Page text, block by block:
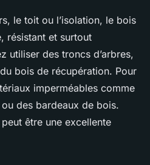
le toit ou l’isolation, le bois
résistant et surtout
utiliser des troncs d’arbres,
bois de récupération. Pour
imperméables comme
des bardeaux de bois.
être une excellente